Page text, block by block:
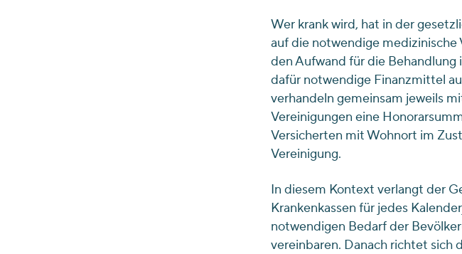
Wer krank wird, hat in der
auf die notwendige medizinische
den Aufwand für die Behandlung
dafür notwendige Finanzmittel
verhandeln gemeinsam jeweils
Vereinigungen eine
Versicherten mit Wohnort im
Vereinigung.
In diesem Kontext verlangt der
Krankenkassen für jedes
notwendigen Bedarf der
vereinbaren. Danach richtet sich